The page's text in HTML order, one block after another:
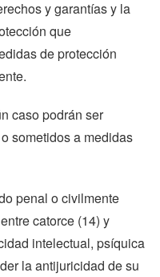
y garantías y la
que
de protección
caso podrán ser
sometidos a medidas
penal o civilmente
catorce (14) y
intelectual, psíquica
la antijuricidad de su